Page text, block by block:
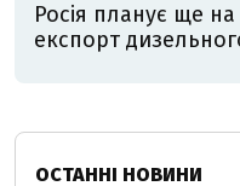
Росія планує ще
експорт
ОСТАННІ НОВИНИ